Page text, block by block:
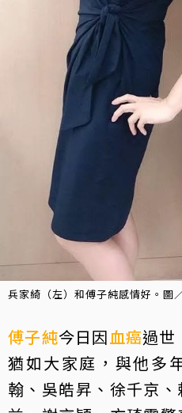
兵家綺（左）和傅子純感情好。圖
傅子純今日因血癌過世
猶如大家庭，與他多
翰、吳皓昇、徐千京